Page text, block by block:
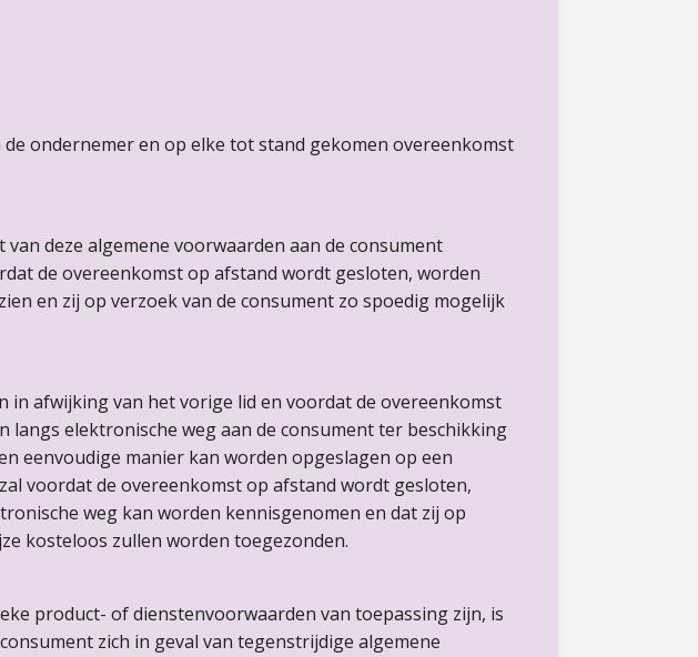
ondernemer en op elke tot stand gekomen overeenkomst
deze algemene voorwaarden aan de consument
de overeenkomst op afstand wordt gesloten, worden
en zij op verzoek van de consument zo spoedig mogelijk
afwijking van het vorige lid en voordat de overeenkomst
elektronische weg aan de consument ter beschikking
eenvoudige manier kan worden opgeslagen op een
voordat de overeenkomst op afstand wordt gesloten,
weg kan worden kennisgenomen en dat zij op
kosteloos zullen worden toegezonden.
product- of dienstenvoorwaarden van toepassing zijn, is
zich in geval van tegenstrijdige algemene